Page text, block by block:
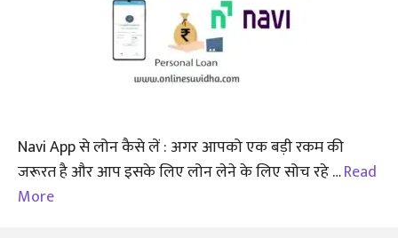
Navi App से लोन कैसे लें : अगर आपको एक बड़ी रकम की
जरूरत है और आप इसके लिए लोन लेने के लिए सोच रहे …Read
More